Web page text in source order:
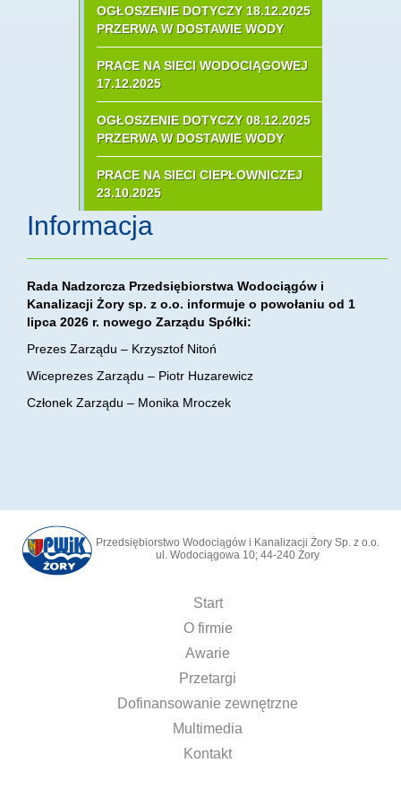
OGŁOSZENIE DOTYCZY 18.12.2025
PRZERWA W DOSTAWIE WODY
PRACE NA SIECI WODOCIĄGOWEJ
17.12.2025
OGŁOSZENIE DOTYCZY 08.12.2025
PRZERWA W DOSTAWIE WODY
PRACE NA SIECI CIEPŁOWNICZEJ
23.10.2025
Informacja
Rada Nadzorcza Przedsiębiorstwa Wodociągów i
Kanalizacji Żory sp. z o.o. informuje o powołaniu od 1
lipca 2026 r. nowego Zarządu Spółki:
Prezes Zarządu – Krzysztof Nitoń
Wiceprezes Zarządu – Piotr Huzarewicz
Członek Zarządu – Monika Mroczek
Przedsiębiorstwo Wodociągów i Kanalizacji Żory Sp. z o.o.
ul. Wodociągowa 10; 44-240 Żory
Start
O firmie
Awarie
Przetargi
Dofinansowanie zewnętrzne
Multimedia
Kontakt